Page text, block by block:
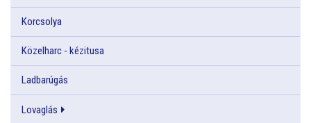
Korcsolya
Közelharc - kézitusa
Ladbarúgás
Lovaglás